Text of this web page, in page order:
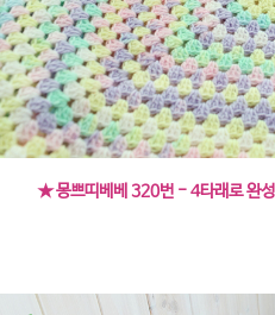
★ 몽쁘띠베베 320번 - 4타래로 완